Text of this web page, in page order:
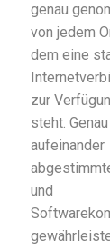
genau
von jedem
dem eine
zur
steht. Genau
aufeinander
und